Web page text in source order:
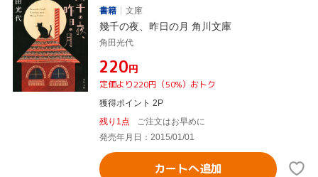
書籍
文庫
幾千の夜、昨日の月 角川文庫
角田光代
¥220円
定価より220円（50%）おトク
獲得ポイント 2P
残り1点
ご注文はお早めに
発売年月日：2015/01/01
カートへ追加